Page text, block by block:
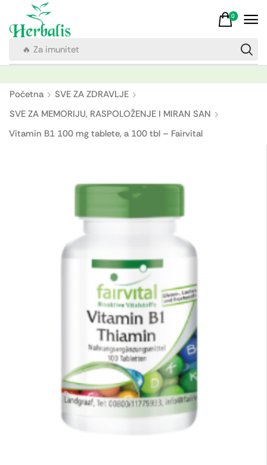
🔥 Za imunitet
0
Početna
SVE ZA ZDRAVLJE
SVE ZA MEMORIJU, RASPOLOŽENJE I MIRAN SAN
Vitamin B1 100 mg tablete, a 100 tbl – Fairvital